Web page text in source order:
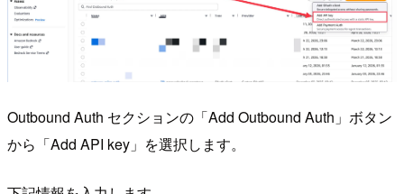
Outbound Auth セクションの「Add Outbound Auth」ボタン
から「Add API key」を選択します。